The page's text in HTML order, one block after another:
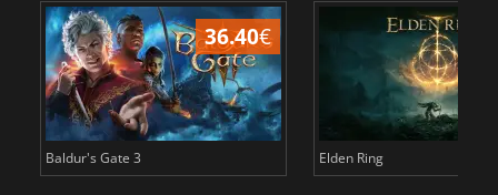
36.40€
Baldur's Gate 3 Elden Ring